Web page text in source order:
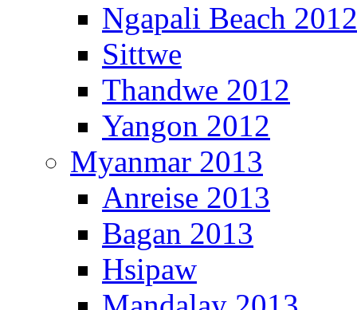
Ngapali Beach 2012
Sittwe
Thandwe 2012
Yangon 2012
Myanmar 2013
Anreise 2013
Bagan 2013
Hsipaw